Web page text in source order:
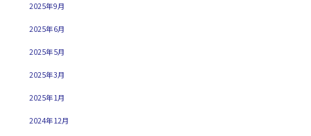
2025年9月
2025年6月
2025年5月
2025年3月
2025年1月
2024年12月